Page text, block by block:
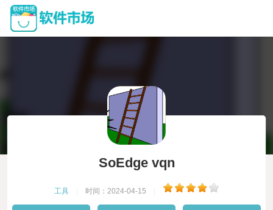
SoEdge vqn
工具 时间：2024-04-15